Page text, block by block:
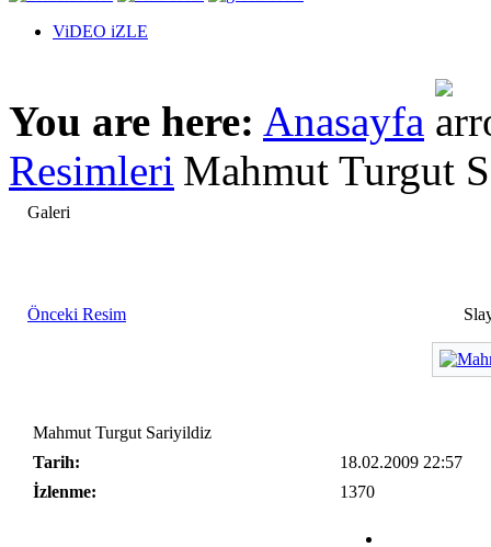
ViDEO iZLE
You are here: Anasayfa
Resimleri Mahmut Turgut
Galeri
Önceki Resim
Mahmut Turgut Sariyildiz
Tarih:
18.02.2009 22:57
İzlenme:
1370